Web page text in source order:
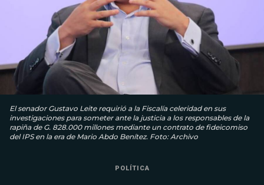
El senador Gustavo Leite requirió a la Fiscalía celeridad en sus
investigaciones para someter ante la justicia a los responsables de la
rapiña de G. 828.000 millones mediante un contrato de fideicomiso
del IPS en la era de Mario Abdo Benítez. Foto: Archivo
POLÍTICA